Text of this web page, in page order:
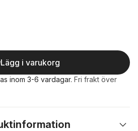
Lägg i varukorg
inom 3-6 vardagar. Fri frakt över